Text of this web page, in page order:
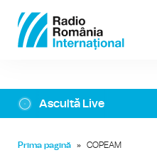
Ascultă Live
Prima pagină » COPEAM